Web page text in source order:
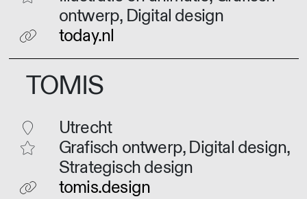
ontwerp, Digital design
today.nl
TOMIS
Utrecht
Grafisch ontwerp, Digital design,
Strategisch design
tomis.design